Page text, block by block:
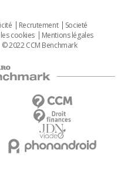
Recrutement
Societé
cookies
Mentions légales
© 2022 CCM Benchmark